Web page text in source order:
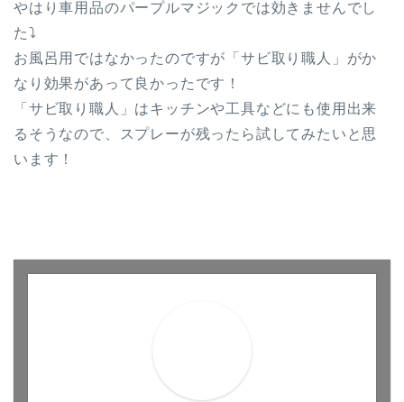
やはり車用品のパープルマジックでは効きませんでし
た⤵︎
お風呂用ではなかったのですが 「サビ取り職人」がか
なり効果があって良かったです！
「サビ取り職人」はキッチンや工具などにも使用出来
るそうなので、スプレーが残ったら試してみたいと思
います！